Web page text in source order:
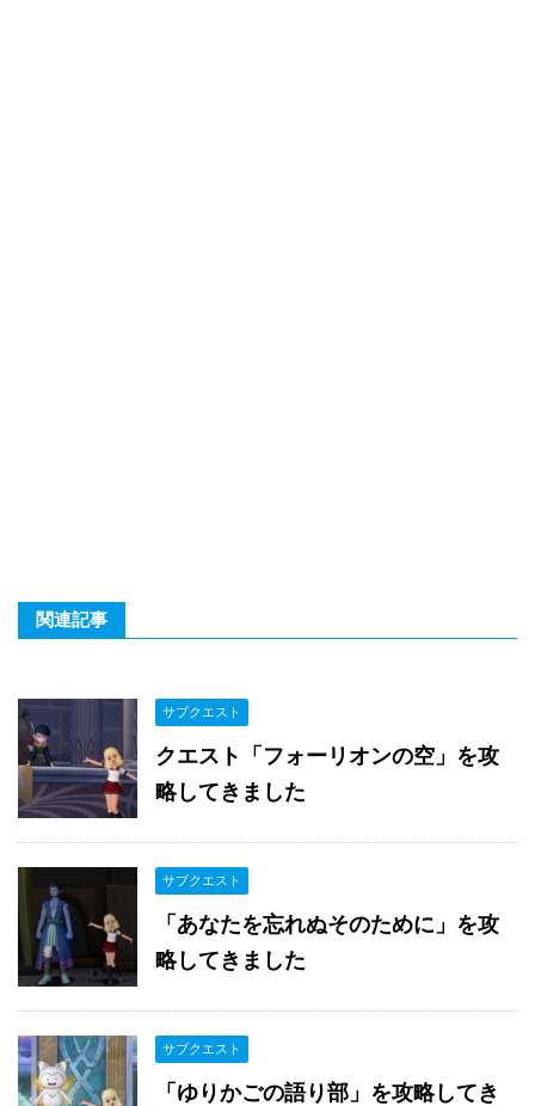
関連記事
サブクエスト
クエスト「フォーリオンの空」を攻
略してきました
サブクエスト
「あなたを忘れぬそのために」を攻
略してきました
サブクエスト
「ゆりかごの語り部」を攻略してき